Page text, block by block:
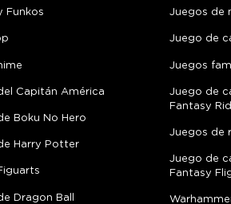
Funkos
Capitán América
Boku No Hero
Harry Potter
Dragon Ball
Juegos de
Juego de
Juegos
Juego de
Fantasy
Juegos de
Juego de
Fantasy